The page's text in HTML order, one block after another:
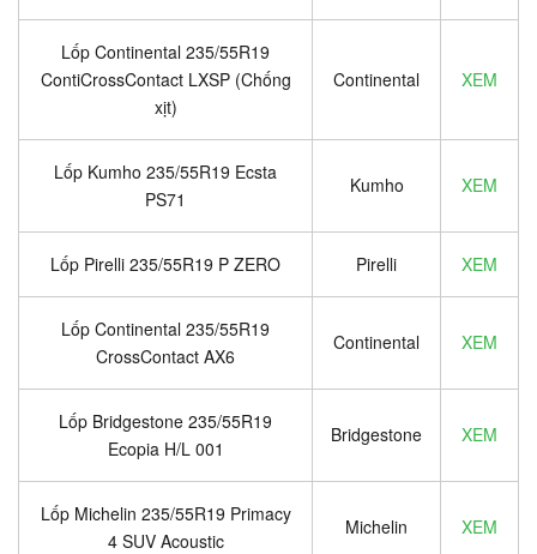
Lốp Continental 235/55R19
ContiCrossContact LXSP (Chống
xịt)
Continental XEM
Lốp Kumho 235/55R19 Ecsta
PS71
Kumho XEM
Lốp Pirelli 235/55R19 P ZERO Pirelli XEM
Lốp Continental 235/55R19
CrossContact AX6
Continental XEM
Lốp Bridgestone 235/55R19
Ecopia H/L 001
Bridgestone XEM
Lốp Michelin 235/55R19 Primacy
4 SUV Acoustic
Michelin XEM